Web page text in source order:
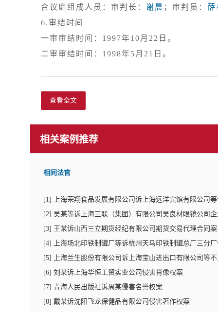
合议庭组成人员：审判长： 谢晨 ；审判员： 薛
6.审结时间
一审审结时间：1997年10月22日。
查看全文
相关案例推荐
相同法官
[1]
上海荣翔食品发展有限公司诉上海远洋宾馆有限公司
[2] 吴某等诉上海三联（集团）有限公司吴良材眼镜公司
[3] 王某诉山西三立期货经纪有限公司期货交易代理合同案
[4]
上海场北印铁制罐厂等诉杭州天马印铁制罐总厂三分
[5]
上海兰生股份有限公司诉上海宝山进出口有限公司等
[6] 刘某诉上海华恒工贸实业公司侵害肖像权案
[7] 青海人民出版社诉周某侵害名誉权案
[8] 戴某诉沈阳飞龙保健品有限公司侵害著作权案